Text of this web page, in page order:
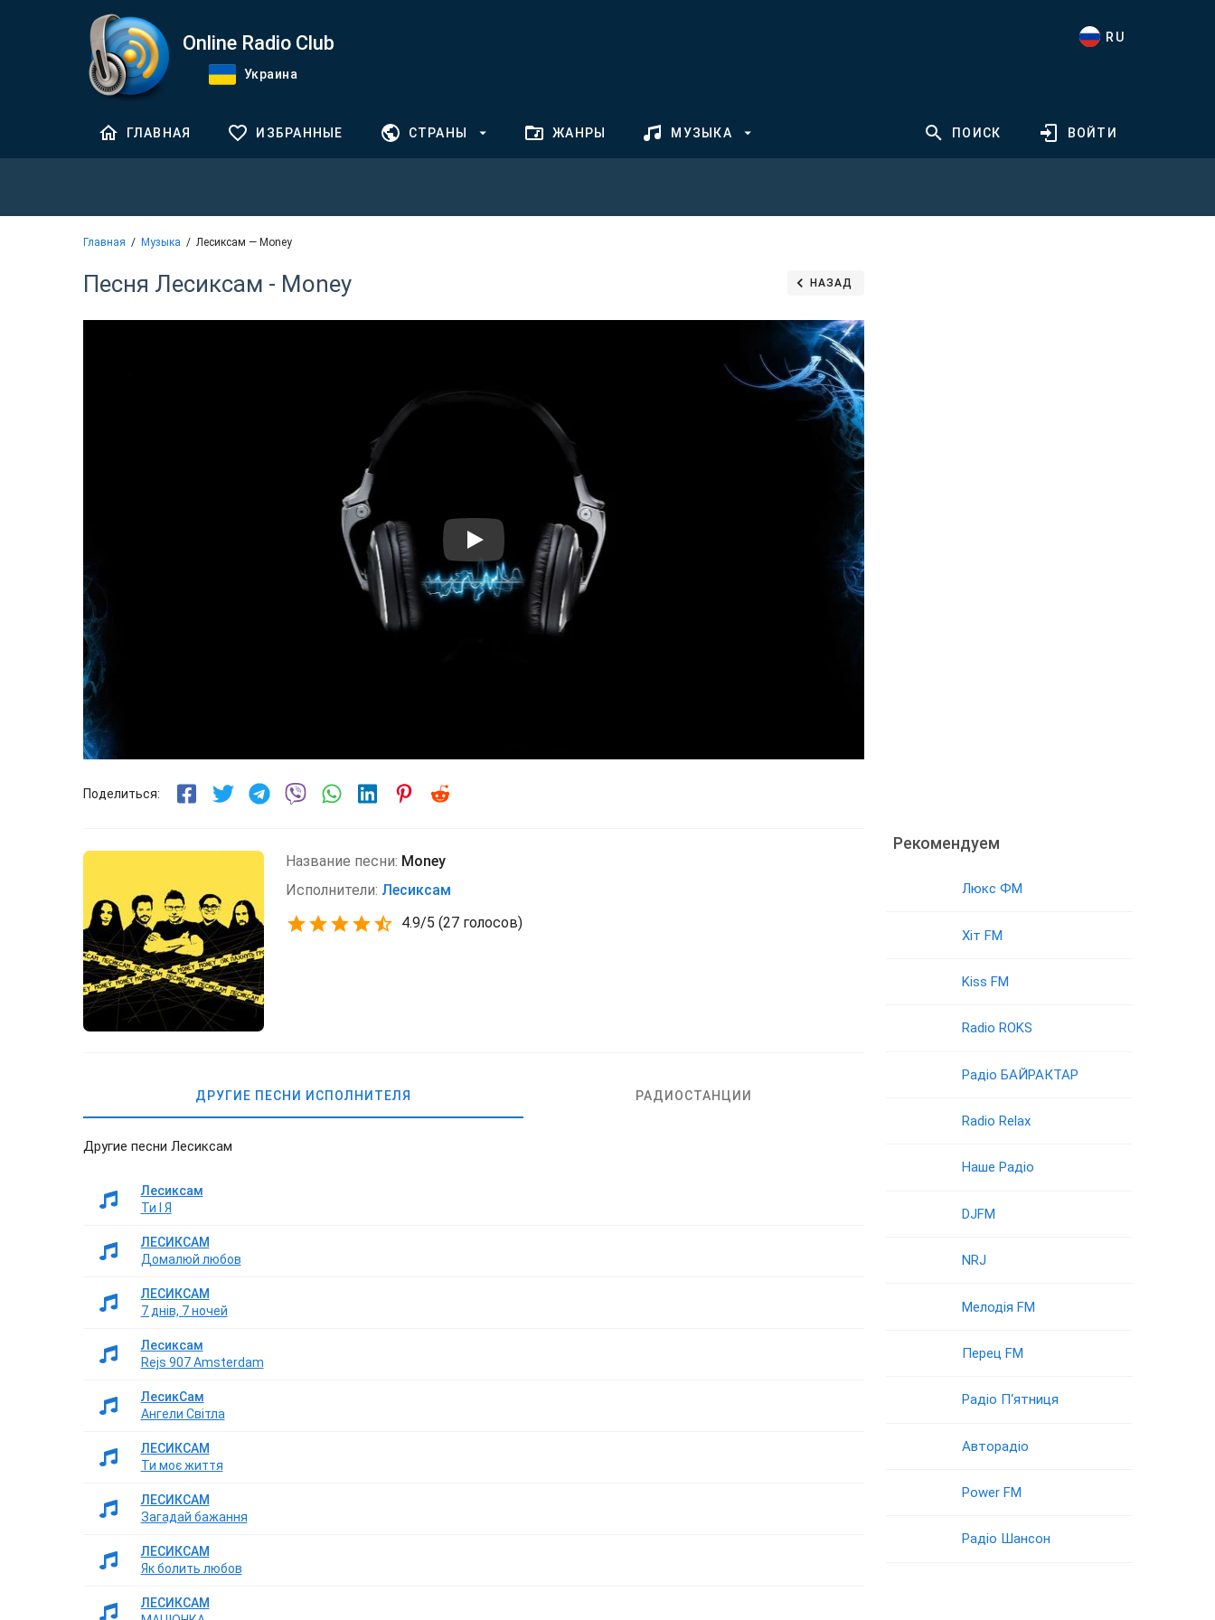
Online Radio Club
Украина
RU
ГЛАВНАЯ ИЗБРАННЫЕ СТРАНЫ ЖАНРЫ МУЗЫКА ПОИСК ВОЙТИ
Главная Музыка Лесиксам — Money
Песня Лесиксам - Money НАЗАД
Поделиться:
Название песни: Money
Исполнители: Лесиксам
4.9/5 (27 голосов)
ДРУГИЕ ПЕСНИ ИСПОЛНИТЕЛЯ РАДИОСТАНЦИИ
Другие песни Лесиксам
Лесиксам
Ти І Я
ЛЕСИКСАМ
Домалюй любов
ЛЕСИКСАМ
7 днів, 7 ночей
Лесиксам
Rejs 907 Amsterdam
ЛесикСам
Ангели Світла
ЛЕСИКСАМ
Ти моє життя
ЛЕСИКСАМ
Загадай бажання
ЛЕСИКСАМ
Як болить любов
ЛЕСИКСАМ
Рекомендуем
Люкс ФМ
Хіт FM
Kiss FM
Radio ROKS
Радіо БАЙРАКТАР
Radio Relax
Наше Радіо
DJFM
NRJ
Мелодія FM
Перец FM
Радіо П‘ятниця
Авторадіо
Power FM
Радіо Шансон